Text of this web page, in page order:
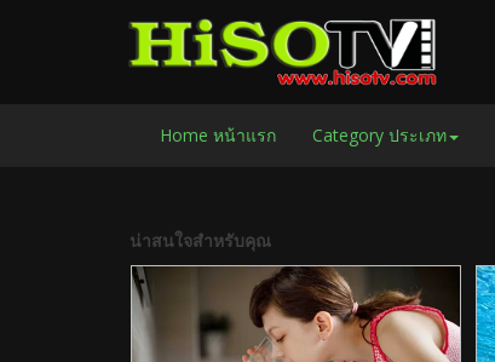
Home หน้าแรก Category ประเภท